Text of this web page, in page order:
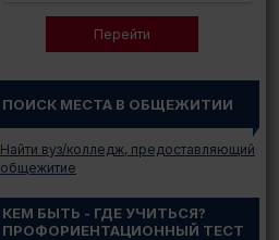
ПОИСК МЕСТА В ОБЩЕЖИТИИ
Найти вуз/колледж, предоставляющий
общежитие
КЕМ БЫТЬ - ГДЕ УЧИТЬСЯ?
ПРОФОРИЕНТАЦИОННЫЙ ТЕСТ